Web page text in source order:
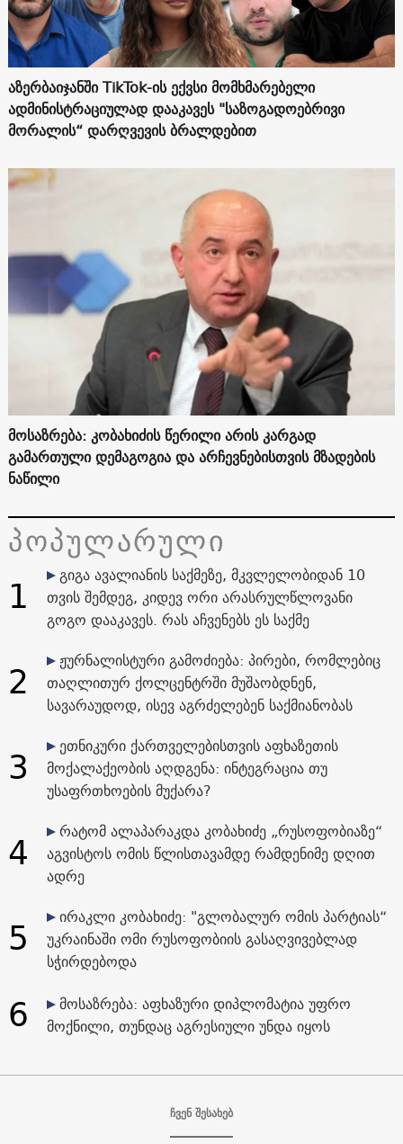
აზერბაიჯანში TikTok-ის ექვსი მომხმარებელი
ადმინისტრაციულად დააკავეს "საზოგადოებრივი
მორალის“ დარღვევის ბრალდებით
მოსაზრება: კობახიძის წერილი არის კარგად
გამართული დემაგოგია და არჩევნებისთვის მზადების
ნაწილი
პოპულარული
1
გიგა ავალიანის საქმეზე, მკვლელობიდან 10
თვის შემდეგ, კიდევ ორი არასრულწლოვანი
გოგო დააკავეს. რას აჩვენებს ეს საქმე
2
ჟურნალისტური გამოძიება: პირები, რომლებიც
თაღლითურ ქოლცენტრში მუშაობდნენ,
სავარაუდოდ, ისევ აგრძელებენ საქმიანობას
3
ეთნიკური ქართველებისთვის აფხაზეთის
მოქალაქეობის აღდგენა: ინტეგრაცია თუ
უსაფრთხოების მუქარა?
4
რატომ ალაპარაკდა კობახიძე „რუსოფობიაზე“
აგვისტოს ომის წლისთავამდე რამდენიმე დღით
ადრე
5
ირაკლი კობახიძე: "გლობალურ ომის პარტიას“
უკრაინაში ომი რუსოფობიის გასაღვივებლად
სჭირდებოდა
6
მოსაზრება: აფხაზური დიპლომატია უფრო
მოქნილი, თუნდაც აგრესიული უნდა იყოს
ჩვენ შესახებ